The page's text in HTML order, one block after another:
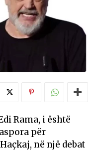
Rama, i është
për
në një debat